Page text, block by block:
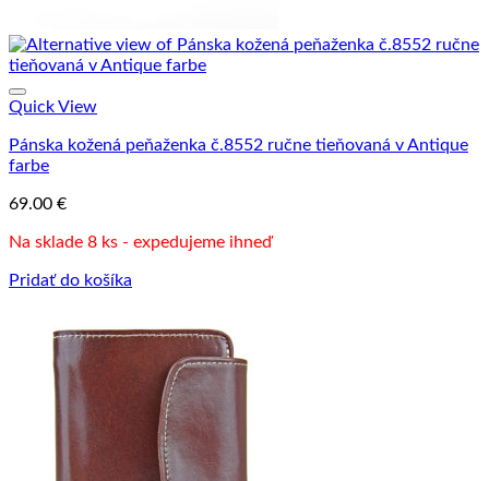
Quick View
Pánska kožená peňaženka č.8552 ručne tieňovaná v Antique
farbe
69.00 €
Na sklade 8 ks - expedujeme ihneď
Pridať do košíka